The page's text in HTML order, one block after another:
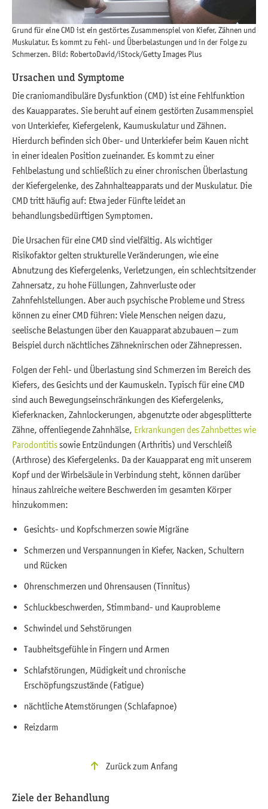
Grund für eine CMD ist ein gestörtes Zusammenspiel von Kiefer, Zähnen und
Muskulatur. Es kommt zu Fehl- und Überbelastungen und in der Folge zu
Schmerzen. Bild: RobertoDavid/iStock/Getty Images Plus
Ursachen und Symptome
Die craniomandibuläre Dysfunktion (CMD) ist eine Fehlfunktion
des Kauapparates. Sie beruht auf einem gestörten Zusammenspiel
von Unterkiefer, Kiefergelenk, Kaumuskulatur und Zähnen.
Hierdurch befinden sich Ober- und Unterkiefer beim Kauen nicht
in einer idealen Position zueinander. Es kommt zu einer
Fehlbelastung und schließlich zu einer chronischen Überlastung
der Kiefergelenke, des Zahnhalteapparats und der Muskulatur. Die
CMD tritt häufig auf: Etwa jeder Fünfte leidet an
behandlungsbedürftigen Symptomen.
Die Ursachen für eine CMD sind vielfältig. Als wichtiger
Risikofaktor gelten strukturelle Veränderungen, wie eine
Abnutzung des Kiefergelenks, Verletzungen, ein schlechtsitzender
Zahnersatz, zu hohe Füllungen, Zahnverluste oder
Zahnfehlstellungen. Aber auch psychische Probleme und Stress
können zu einer CMD führen: Viele Menschen neigen dazu,
seelische Belastungen über den Kauapparat abzubauen – zum
Beispiel durch nächtliches Zähneknirschen oder Zähnepressen.
Folgen der Fehl- und Überlastung sind Schmerzen im Bereich des
Kiefers, des Gesichts und der Kaumuskeln. Typisch für eine CMD
sind auch Bewegungseinschränkungen des Kiefergelenks,
Kieferknacken, Zahnlockerungen, abgenutzte oder abgesplitterte
Zähne, offenliegende Zahnhälse, Erkrankungen des Zahnbettes wie
Parodontitissowie Entzündungen (Arthritis) und Verschleiß
(Arthrose) des Kiefergelenks. Da der Kauapparat eng mit unserem
Kopf und der Wirbelsäule in Verbindung steht, können darüber
hinaus zahlreiche weitere Beschwerden im gesamten Körper
hinzukommen:
Gesichts- und Kopfschmerzen sowie Migräne
Schmerzen und Verspannungen in Kiefer, Nacken, Schultern
und Rücken
Ohrenschmerzen und Ohrensausen (Tinnitus)
Schluckbeschwerden, Stimmband- und Kauprobleme
Schwindel und Sehstörungen
Taubheitsgefühle in Fingern und Armen
Schlafstörungen, Müdigkeit und chronische
Erschöpfungszustände (Fatigue)
nächtliche Atemstörungen (Schlafapnoe)
Reizdarm
Zurück zum Anfang
Ziele der Behandlung